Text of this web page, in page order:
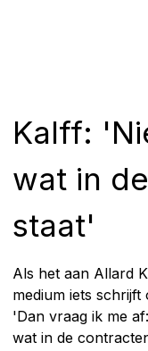
Kalff:
wat in
staat'
Als het aan Allard
medium iets
'Dan vraag ik me
wat in de